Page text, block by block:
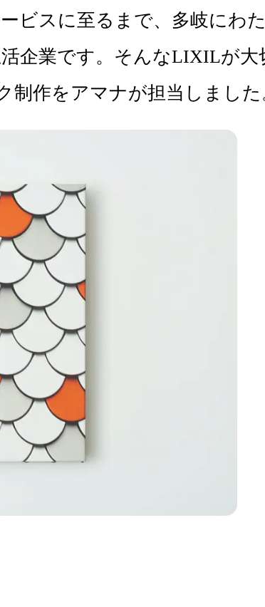
ビスに至るまで、多岐にわ
企業です。そんなLIXILが大
作をアマナが担当しました